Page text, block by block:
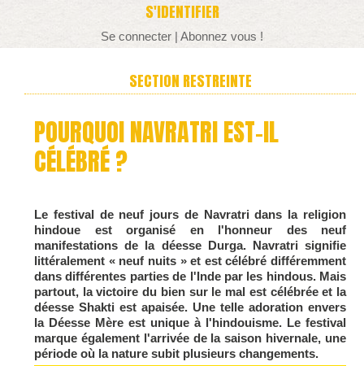
S'IDENTIFIER
Se connecter | Abonnez vous !
SECTION RESTREINTE
POURQUOI NAVRATRI EST-IL
CÉLÉBRÉ ?
Le festival de neuf jours de Navratri dans la religion
hindoue est organisé en l'honneur des neuf
manifestations de la déesse Durga. Navratri signifie
littéralement « neuf nuits » et est célébré différemment
dans différentes parties de l'Inde par les hindous. Mais
partout, la victoire du bien sur le mal est célébrée et la
déesse Shakti est apaisée. Une telle adoration envers
la Déesse Mère est unique à l'hindouisme. Le festival
marque également l'arrivée de la saison hivernale, une
période où la nature subit plusieurs changements.